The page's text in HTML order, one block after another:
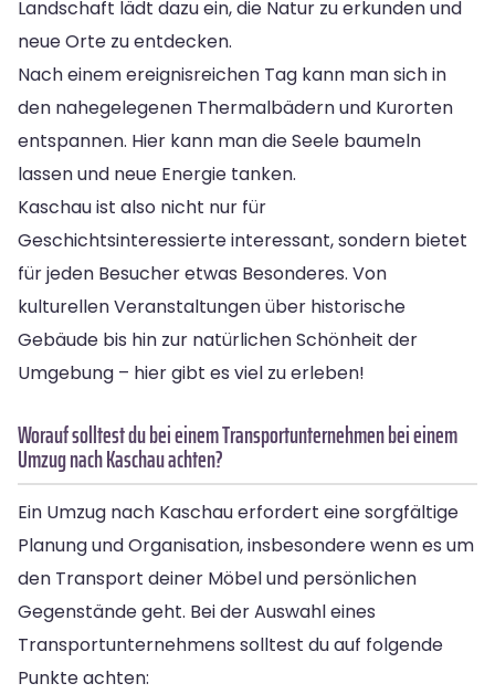
Landschaft lädt dazu ein, die Natur zu erkunden und
neue Orte zu entdecken.
Nach einem ereignisreichen Tag kann man sich in
den nahegelegenen Thermalbädern und Kurorten
entspannen. Hier kann man die Seele baumeln
lassen und neue Energie tanken.
Kaschau ist also nicht nur für
Geschichtsinteressierte interessant, sondern bietet
für jeden Besucher etwas Besonderes. Von
kulturellen Veranstaltungen über historische
Gebäude bis hin zur natürlichen Schönheit der
Umgebung – hier gibt es viel zu erleben!
Worauf solltest du bei einem Transportunternehmen bei einem
Umzug nach Kaschau achten?
Ein Umzug nach Kaschau erfordert eine sorgfältige
Planung und Organisation, insbesondere wenn es um
den Transport deiner Möbel und persönlichen
Gegenstände geht. Bei der Auswahl eines
Transportunternehmens solltest du auf folgende
Punkte achten: